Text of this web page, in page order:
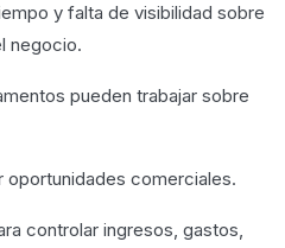
y falta de visibilidad sobre
negocio.
pueden trabajar sobre
oportunidades comerciales.
controlar ingresos, gastos,